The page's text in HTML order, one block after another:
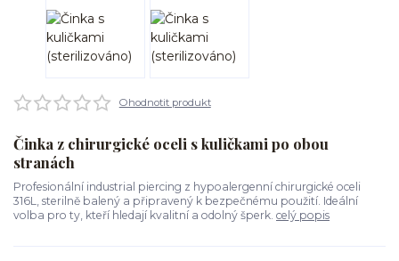
Ohodnotit produkt
Činka z chirurgické oceli s kuličkami po obou
stranách
Profesionální industrial piercing z hypoalergenní chirurgické oceli
316L, sterilně balený a připravený k bezpečnému použití. Ideální
volba pro ty, kteří hledají kvalitní a odolný šperk. celý popis